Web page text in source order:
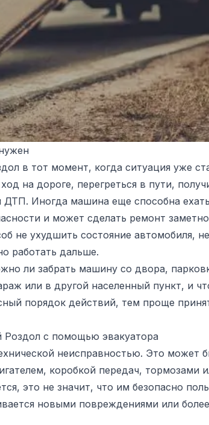
в тот момент, когда ситуация уже
на дороге, перегреться в пути,
Иногда машина еще способна
и может сделать ремонт
не ухудшить состояние автомобиля,
работать дальше.
ли забрать машину со двора,
или в другой населенный пункт, и
порядок действий, тем проще
Роздол с помощью эвакуатора
неисправностью. Это может
коробкой передач, тормозами
это не значит, что им безопасно
новыми повреждениями или